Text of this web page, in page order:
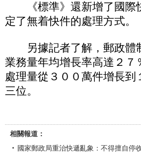
《標準》還新增了國際
定了無着快件的處理方式。
另據記者了解，郵政體
業務量年均增長率高達２
處理量從３００萬件增長
三位。
相關報道：
國家郵政局重治快遞亂象：不得擅自停